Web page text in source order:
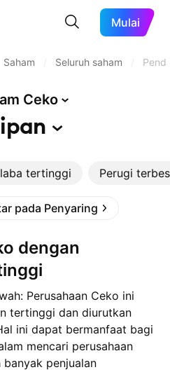
Mulai
Saham Seluruh saham
Ceko
tertinggi Perugi
pada Penyaring
Perusahaan Ceko ini
tertinggi dan diurutkan
ini dapat bermanfaat bagi
mencari perusahaan
penjualan